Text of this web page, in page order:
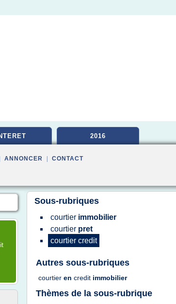
2016
ANNONCER CONTACT
Sous-rubriques
courtier immobilier
courtier pret
courtier credit
Autres sous-rubriques
courtier en credit immobilier
Thèmes de la sous-rubrique